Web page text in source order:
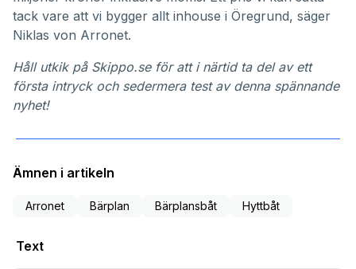
tack vare att vi bygger allt inhouse i Öregrund, säger
Niklas von Arronet.
Håll utkik på Skippo.se för att i närtid ta del av ett
första intryck och sedermera test av denna spännande
nyhet!
Ämnen i artikeln
Arronet Bärplan Bärplansbåt Hyttbåt
Text